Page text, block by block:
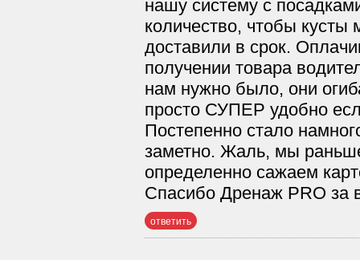
нашу систему с
количество, чтобы кусты
доставили в срок.
получении товара
нам нужно было, они
просто СУПЕР удобно
Постепенно стало
заметно. Жаль, мы
определенно сажаем
Спасибо Дренаж PRO за
ответить